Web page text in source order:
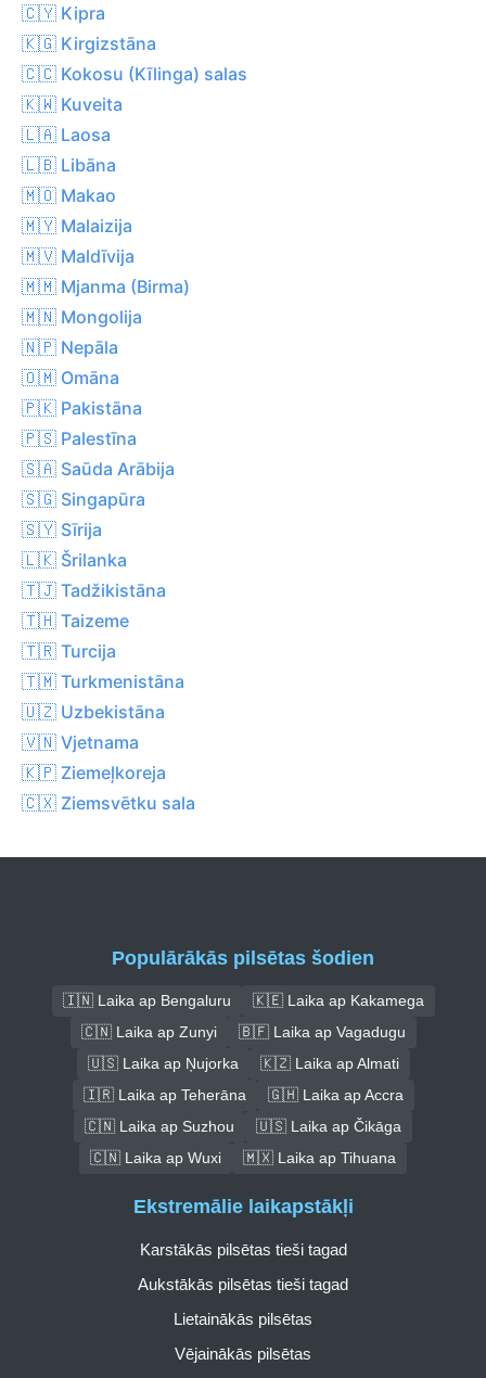
🇨🇾 Kipra
🇰🇬 Kirgizstāna
🇨🇨 Kokosu (Kīlinga) salas
🇰🇼 Kuveita
🇱🇦 Laosa
🇱🇧 Libāna
🇲🇴 Makao
🇲🇾 Malaizija
🇲🇻 Maldīvija
🇲🇲 Mjanma (Birma)
🇲🇳 Mongolija
🇳🇵 Nepāla
🇴🇲 Omāna
🇵🇰 Pakistāna
🇵🇸 Palestīna
🇸🇦 Saūda Arābija
🇸🇬 Singapūra
🇸🇾 Sīrija
🇱🇰 Šrilanka
🇹🇯 Tadžikistāna
🇹🇭 Taizeme
🇹🇷 Turcija
🇹🇲 Turkmenistāna
🇺🇿 Uzbekistāna
🇻🇳 Vjetnama
🇰🇵 Ziemeļkoreja
🇨🇽 Ziemsvētku sala
Populārākās pilsētas šodien
🇮🇳 Laika ap Bengaluru
🇰🇪 Laika ap Kakamega
🇨🇳 Laika ap Zunyi
🇧🇫 Laika ap Vagadugu
🇺🇸 Laika ap Ņujorka
🇰🇿 Laika ap Almati
🇮🇷 Laika ap Teherāna
🇬🇭 Laika ap Accra
🇨🇳 Laika ap Suzhou
🇺🇸 Laika ap Čikāga
🇨🇳 Laika ap Wuxi
🇲🇽 Laika ap Tihuana
Ekstremālie laikapstākļi
Karstākās pilsētas tieši tagad
Aukstākās pilsētas tieši tagad
Lietainākās pilsētas
Vējainākās pilsētas